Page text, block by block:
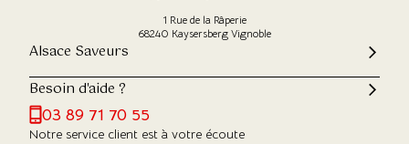
1 Rue de la Râperie
68240 Kaysersberg Vignoble
Alsace Saveurs
Besoin d'aide ?
03 89 71 70 55
Notre service client est à votre écoute